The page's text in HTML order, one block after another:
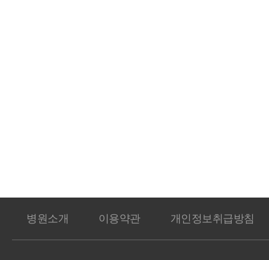
병원소개 이용약관 개인정보취급방침